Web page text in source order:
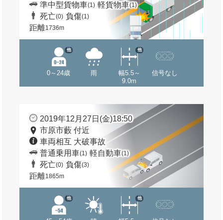
準中型貨物車(1) 軽貨物車(1)
死亡(0) 負傷(1)
距離1736m
0～24歳
他
雨
幅5.5～
9.0m
他
信号なし
2019年12月27日(金)18:50
市原市藪 付近
車両相互 大破事故
普通乗用車(1) 軽自動車(1)
死亡(0) 負傷(3)
距離1865m
他 他